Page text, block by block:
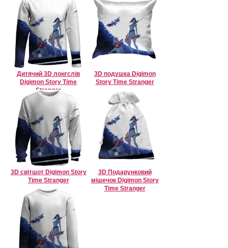
Дитячий 3D лонгслів
Digimon Story Time
Stranger
3D подушка Digimon
Story Time Stranger
3D світшот Digimon Story
Time Stranger
3D Подарунковий
мішечок Digimon Story
Time Stranger